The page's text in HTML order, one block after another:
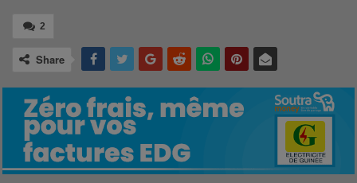
2
Share